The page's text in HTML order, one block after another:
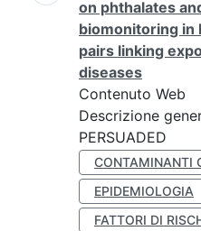
on phthalates
biomonitoring in
pairs linking
diseases
Contenuto Web
Descrizione
PERSUADED
CONTAMINANTI
EPIDEMIOLOGIA
FATTORI DI